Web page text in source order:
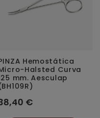
Hemostática
Halsted Curva
mm. Aesculap
€